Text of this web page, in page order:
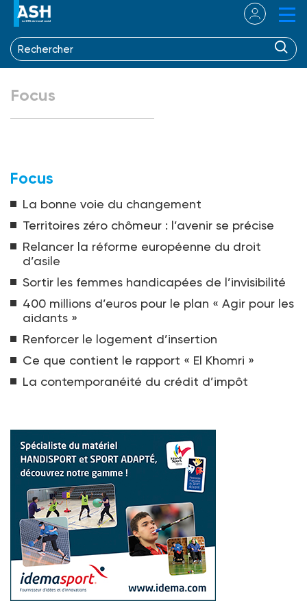
Focus
Focus
La bonne voie du changement
Territoires zéro chômeur : l’avenir se précise
Relancer la réforme européenne du droit
d’asile
Sortir les femmes handicapées de l’invisibilité
400 millions d’euros pour le plan « Agir pour les
aidants »
Renforcer le logement d’insertion
Ce que contient le rapport « El Khomri »
La contemporanéité du crédit d’impôt